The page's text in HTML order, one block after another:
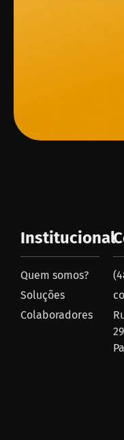
Institucional
Quem somos?
Soluções
Colaboradores